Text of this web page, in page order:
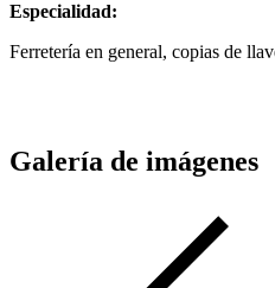
Especialidad:
Ferretería en general, copias de
Galería de imágenes